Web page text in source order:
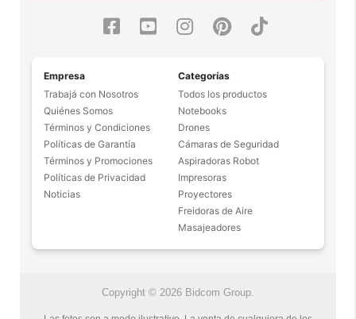
Empresa
Trabajá con Nosotros
Quiénes Somos
Términos y Condiciones
Políticas de Garantía
Términos y Promociones
Políticas de Privacidad
Noticias
Categorías
Todos los productos
Notebooks
Drones
Cámaras de Seguridad
Aspiradoras Robot
Impresoras
Proyectores
Freidoras de Aire
Masajeadores
Copyright © 2026 Bidcom Group.